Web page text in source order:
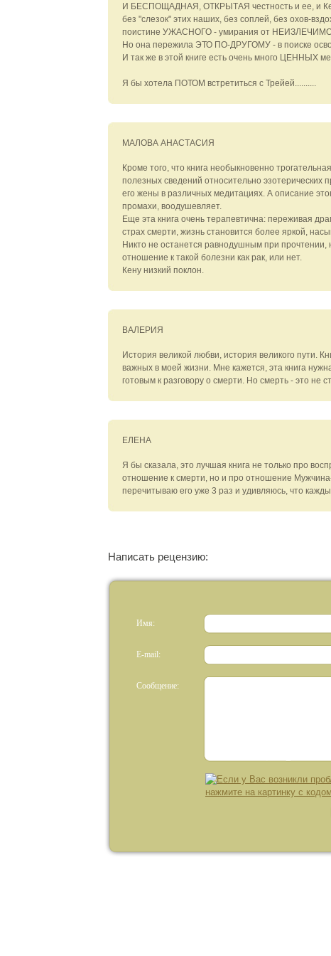
И БЕСПОЩАДНАЯ, ОТКРЫТАЯ честность и ее, и
без "слезок" этих наших, без соплей, без охов-
поистине УЖАСНОГО - умирания от
Но она пережила ЭТО ПО-ДРУГОМУ - в поиске
И так же в этой книге есть очень много ЦЕННЫХ
Я бы хотела ПОТОМ встретиться с Трейей..........
МАЛОВА АНАСТАСИЯ
Кроме того, что книга необыкновенно
полезных сведений относительно эзотерических
его жены в различных медитациях. А описание
промахи, воодушевляет.
Еще эта книга очень терапевтична: переживая
страх смерти, жизнь становится более яркой,
Никто не останется равнодушным при прочтении,
отношение к такой болезни как рак, или нет.
Кену низкий поклон.
ВАЛЕРИЯ
История великой любви, история великого пути.
важных в моей жизни. Мне кажется, эта книга
готовым к разговору о смерти. Но смерть - это не
ЕЛЕНА
Я бы сказала, это лучшая книга не только про
отношение к смерти, но и про отношение
перечитываю его уже 3 раз и удивляюсь, что
Написать рецензию:
Имя:
E-mail:
Сообщение: